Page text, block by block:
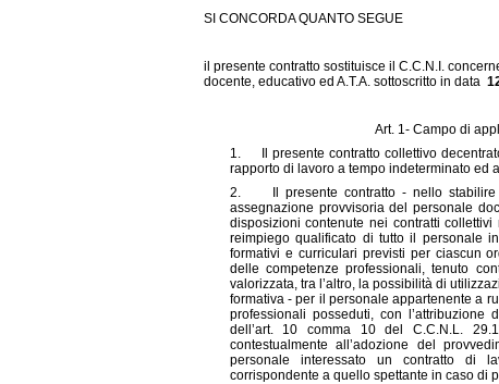
SI CONCORDA QUANTO SEGUE
il presente contratto sostituisce il C.C.N.I.
docente, educativo ed A.T.A. sottoscritto in data
Art. 1- Campo di
1. Il presente contratto collettivo
rapporto di lavoro a tempo indeterminato ed
2. Il presente contratto - nello stabilire
assegnazione provvisoria del personale
disposizioni contenute nei contratti
reimpiego qualificato di tutto il personale
formativi e curriculari previsti per ciascun
delle competenze professionali, tenuto
valorizzata, tra l’altro, la possibilità di
formativa - per il personale appartenente a
professionali posseduti, con l’attribuzione
dell’art. 10 comma 10 del C.C.N.L.
contestualmente all’adozione del
personale interessato un contratto di
corrispondente a quello spettante in caso di